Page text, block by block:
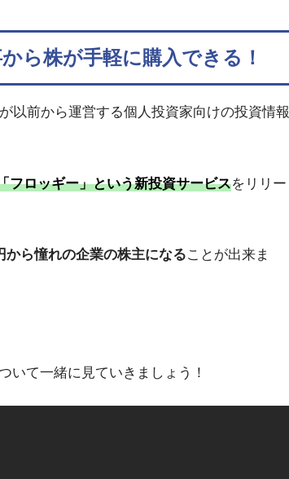
ら株が手軽に購入できる ！
以前から運営する個人投資家向けの投資情報
フロッギー」という新投資サービスをリリー
から憧れの企業の株主になること が出来ま
いて一緒に見ていきましょう！